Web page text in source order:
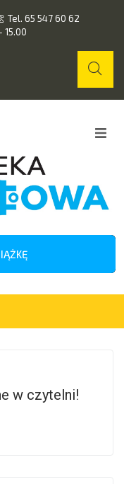
Tel. 65 547 60 62
15.00
O nas
Wydarzenia
Kontakt
w czytelni!